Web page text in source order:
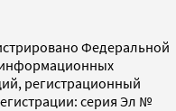
Федеральной
информационных
регистрационный
серия Эл №